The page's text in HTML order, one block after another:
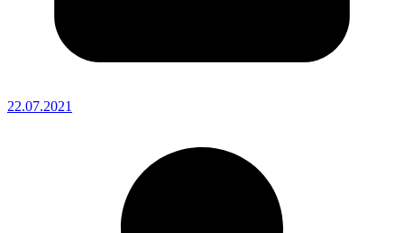
22.07.2021